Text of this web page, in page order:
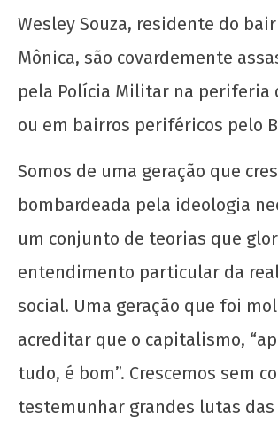
Wesley Souza, residente do
Mônica, são covardemente
pela Polícia Militar na periferia
ou em bairros periféricos pelo
Somos de uma geração que
bombardeada pela ideologia
um conjunto de teorias que
entendimento particular da
social. Uma geração que foi
acreditar que o capitalismo,
tudo, é bom”. Crescemos sem
testemunhar grandes lutas das